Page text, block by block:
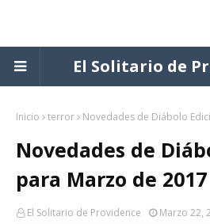
El Solitario de
Inicio terror Novedades de Diábolo
Novedades de
para Marzo de 2017
El Solitario de Providence Marzo 22,